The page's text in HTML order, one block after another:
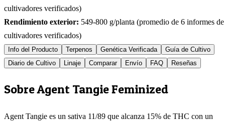
cultivadores verificados)
Rendimiento exterior: 549-800 g/planta (promedio de 6 informes de
cultivadores verificados)
Info del Producto Terpenos Genética Verificada
Guía de Cultivo
Diario de Cultivo
Linaje Comparar Envío FAQ Reseñas
Sobre Agent Tangie Feminized
Agent Tangie es un sativa 11/89 que alcanza 15% de THC con un